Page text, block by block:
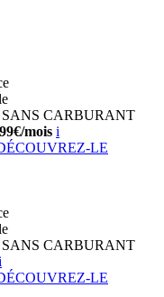
SANS CARBURANT
mois i
LE
SANS CARBURANT
LE